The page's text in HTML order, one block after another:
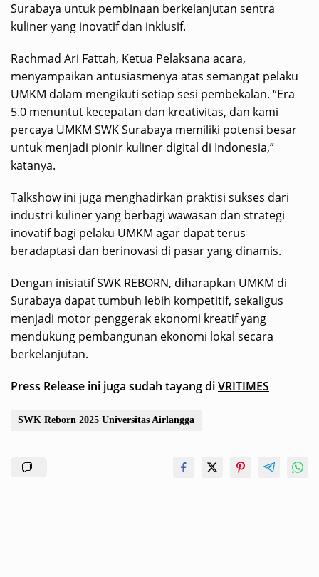
Surabaya untuk pembinaan berkelanjutan sentra
kuliner yang inovatif dan inklusif.
Rachmad Ari Fattah, Ketua Pelaksana acara,
menyampaikan antusiasmenya atas semangat pelaku
UMKM dalam mengikuti setiap sesi pembekalan. “Era
5.0 menuntut kecepatan dan kreativitas, dan kami
percaya UMKM SWK Surabaya memiliki potensi besar
untuk menjadi pionir kuliner digital di Indonesia,”
katanya.
Talkshow ini juga menghadirkan praktisi sukses dari
industri kuliner yang berbagi wawasan dan strategi
inovatif bagi pelaku UMKM agar dapat terus
beradaptasi dan berinovasi di pasar yang dinamis.
Dengan inisiatif SWK REBORN, diharapkan UMKM di
Surabaya dapat tumbuh lebih kompetitif, sekaligus
menjadi motor penggerak ekonomi kreatif yang
mendukung pembangunan ekonomi lokal secara
berkelanjutan.
Press Release ini juga sudah tayang diVRITIMES
SWK Reborn 2025 Universitas Airlangga